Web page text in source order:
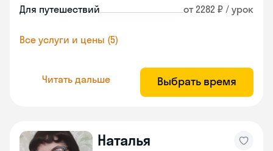
Для путешествий от 2282 ₽ / урок
Все услуги и цены (5)
Читать дальше Выбрать время
Наталья